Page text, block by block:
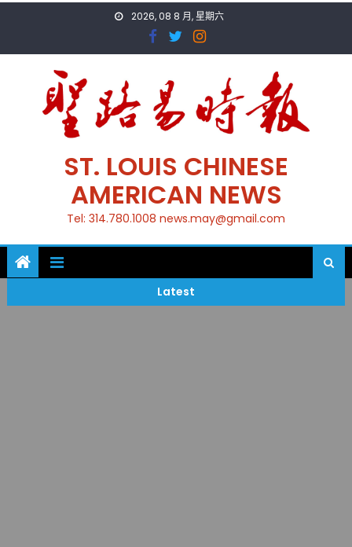
2026, 08 8 月, 星期六
ST. LOUIS CHINESE
AMERICAN NEWS
Tel: 314.780.1008 news.may@gmail.com
Latest